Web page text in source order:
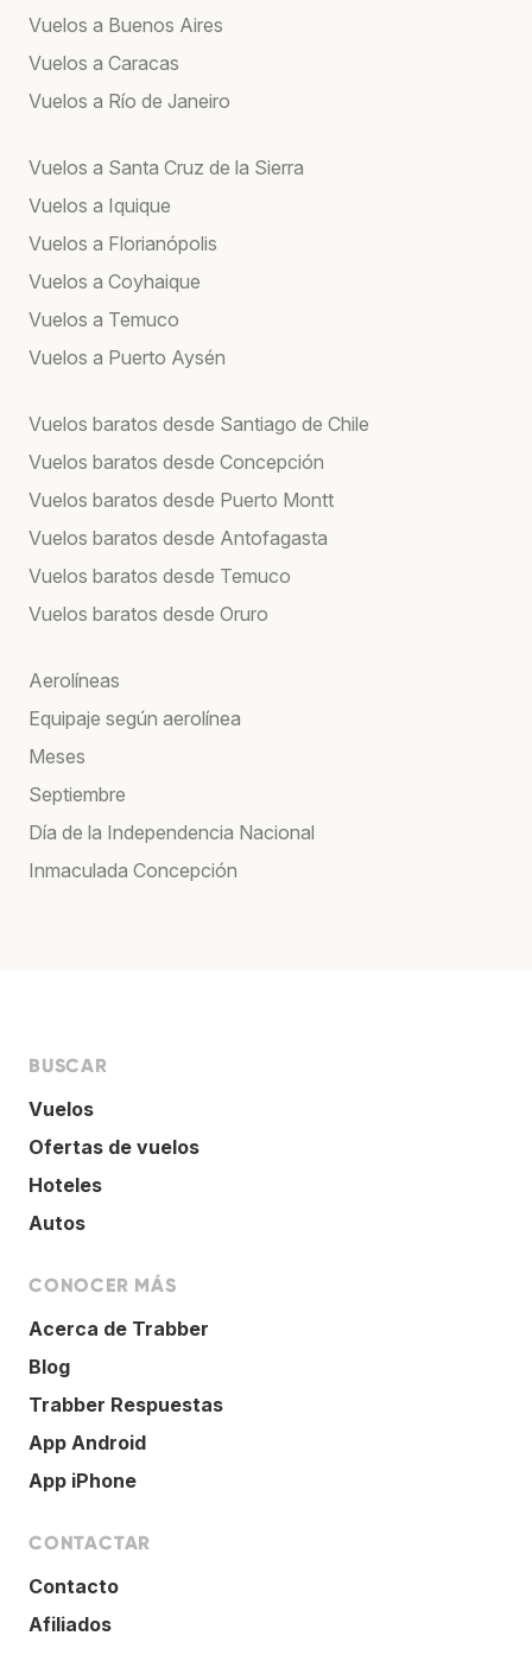
Vuelos a Buenos Aires
Vuelos a Caracas
Vuelos a Río de Janeiro
Vuelos a Santa Cruz de la Sierra
Vuelos a Iquique
Vuelos a Florianópolis
Vuelos a Coyhaique
Vuelos a Temuco
Vuelos a Puerto Aysén
Vuelos baratos desde Santiago de Chile
Vuelos baratos desde Concepción
Vuelos baratos desde Puerto Montt
Vuelos baratos desde Antofagasta
Vuelos baratos desde Temuco
Vuelos baratos desde Oruro
Aerolíneas
Equipaje según aerolínea
Meses
Septiembre
Día de la Independencia Nacional
Inmaculada Concepción
BUSCAR
Vuelos
Ofertas de vuelos
Hoteles
Autos
CONOCER MÁS
Acerca de Trabber
Blog
Trabber Respuestas
App Android
App iPhone
CONTACTAR
Contacto
Afiliados